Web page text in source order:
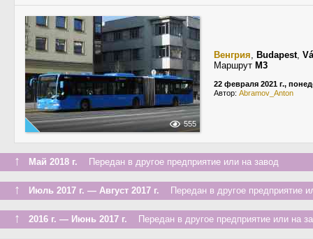
555
Венгрия, Budapest,
Маршрут M3
22 февраля 2021 г.,
Автор: Abramov_Anton
↑ Май 2018 г. Передан в другое предприятие или на завод
↑ Июль 2017 г. — Август 2017 г. Передан в другое предприятие
↑ 2016 г. — Июнь 2017 г. Передан в другое предприятие или на